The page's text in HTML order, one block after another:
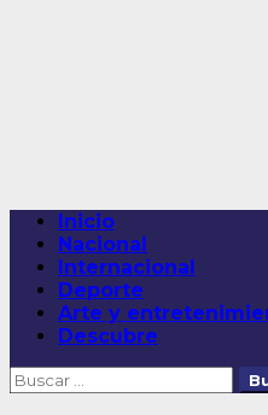
Menú
principal
Inicio
Nacional
Internacional
Deporte
Arte y
Descubre
Buscar: